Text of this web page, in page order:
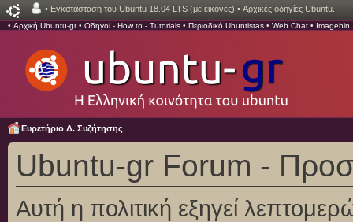
• Εγκατάσταση του Ubuntu 18.04 LTS (με εικόνες) • Αρχικές οδηγίες Ubuntu.
• Αρχική Ubuntu-gr• Οδηγοί - How to - Tutorials • Περιοδικό Ubuntistas • Web Chat • Imagebin
Ευρετήριο Δ. Συζήτησης
Ubuntu-gr Forum -
Αυτή η πολιτική εξηγεί